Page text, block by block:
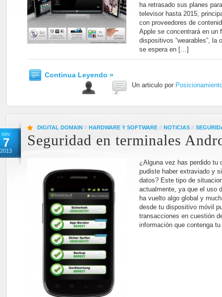
ha retrasado sus planes
televisor hasta 2015,
con proveedores de
Apple se concentrará en un
dispositivos “wearables”, la
se espera en […]
Continua Leyendo »
Un articulo por
nov
7
2013
DIGITAL DOMAIN // HARDWARE Y SOFTWARE // NOTICIAS //
Seguridad en terminales
¿Alguna vez has perdido tu
pudiste haber extraviado y
datos? Este tipo de
actualmente, ya que el uso
ha vuelto algo global y
desde tu dispositivo móvil
transacciones en cuestión
información que contenga